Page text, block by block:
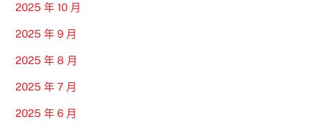
2025 年 10 月
2025 年 9 月
2025 年 8 月
2025 年 7 月
2025 年 6 月